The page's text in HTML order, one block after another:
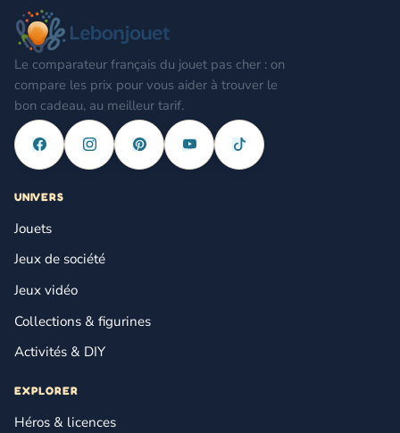
Le comparateur français du jouet pas cher : on
compare les prix pour vous aider à trouver le
bon cadeau, au meilleur tarif.
UNIVERS
Jouets
Jeux de société
Jeux vidéo
Collections & figurines
Activités & DIY
EXPLORER
Héros & licences